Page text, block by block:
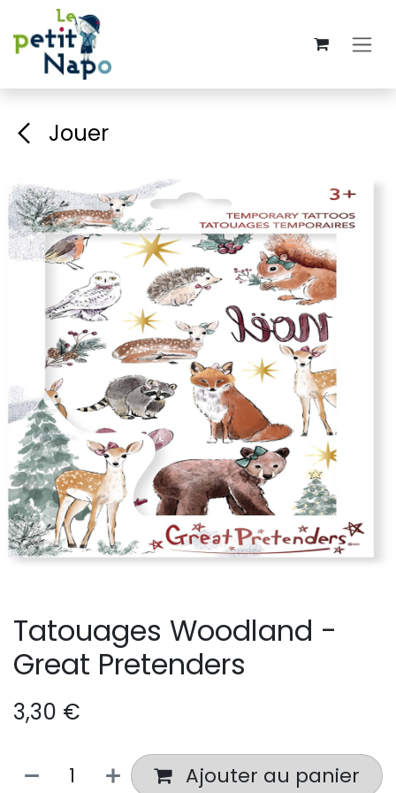
Se rendre au contenu
Jouer
Tatouages Woodland -
Great Pretenders
3,30 €
Ajouter au panier